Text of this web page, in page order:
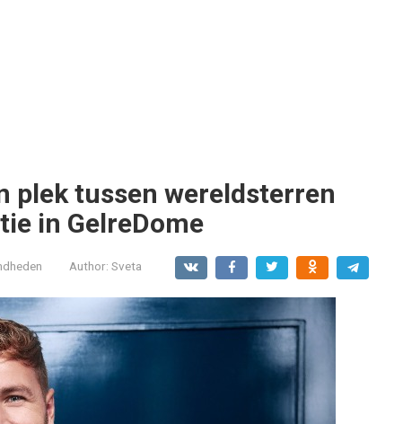
plek tussen wereldsterren
in GelreDome
Author: Sveta